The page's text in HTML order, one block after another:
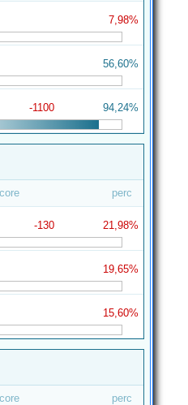
7,98%
56,60%
-1100 94,24%
perc
-130 21,98%
19,65%
15,60%
perc